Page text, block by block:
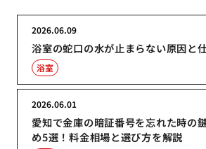
浴室の蛇口の水が止まらない原因と
2026.06.09
浴室
愛知で金庫の暗証番号を忘れた時の
め5選！料金相場と選び方を解説
2026.06.01